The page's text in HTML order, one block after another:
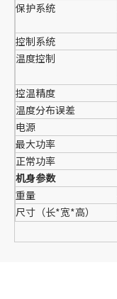
保护系统
控制系统
温度控制
控温精度
温度分布误差
电源
最大功率
正常功率
机身参数
重量
尺寸（长*宽*高）